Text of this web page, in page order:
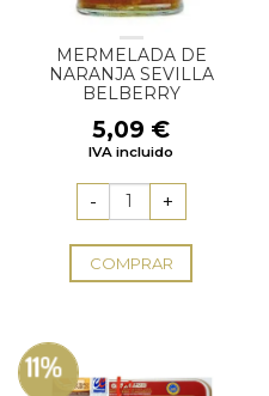
MERMELADA DE
NARANJA SEVILLA
BELBERRY
5,09 €
IVA incluido
COMPRAR
11%